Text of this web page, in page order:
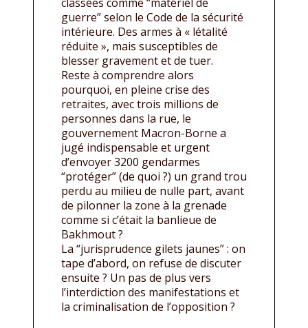
guerre” selon le Code de la sécurité
intérieure. Des armes à « létalité
réduite », mais susceptibles de
blesser gravement et de tuer.
Reste à comprendre alors
pourquoi, en pleine crise des
retraites, avec trois millions de
personnes dans la rue, le
gouvernement Macron-Borne a
jugé indispensable et urgent
d’envoyer 3200 gendarmes
“protéger” (de quoi ?) un grand trou
perdu au milieu de nulle part, avant
de pilonner la zone à la grenade
comme si c’était la banlieue de
Bakhmout ?
La “jurisprudence gilets jaunes” : on
tape d’abord, on refuse de discuter
ensuite ? Un pas de plus vers
l’interdiction des manifestations et
la criminalisation de l’opposition ?